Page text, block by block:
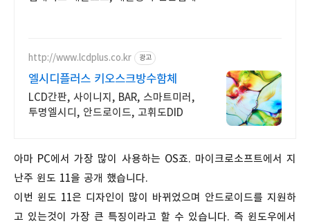
http://www.lcdplus.co.kr 광고
엘시디플러스 키오스크방수함체
LCD간판, 사이니지, BAR, 스마트미러,
투명엘시디, 안드로이드, 고휘도DID
아마 PC에서 가장 많이 사용하는 OS죠. 마이크로소프트에서 지
난주 윈도 11을 공개 했습니다.
이번 윈도 11은 디자인이 많이 바뀌었으며 안드로이드를 지원하
고 있는것이 가장 큰 특징이라고 할 수 있습니다. 즉 윈도우에서